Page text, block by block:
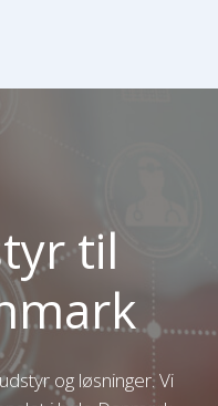
til
og løsninger. Vi